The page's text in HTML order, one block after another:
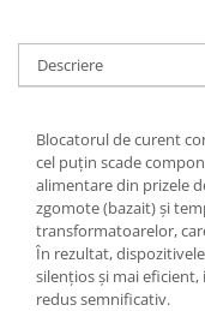
Descriere
Blocatorul de curent
cel puțin scade
alimentare din prizele
zgomote (bazait) și
transformatoarelor,
În rezultat,
silențios și mai
redus semnificativ.